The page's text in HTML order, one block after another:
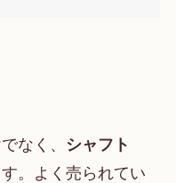
なく、
シャフト
。よく売られてい